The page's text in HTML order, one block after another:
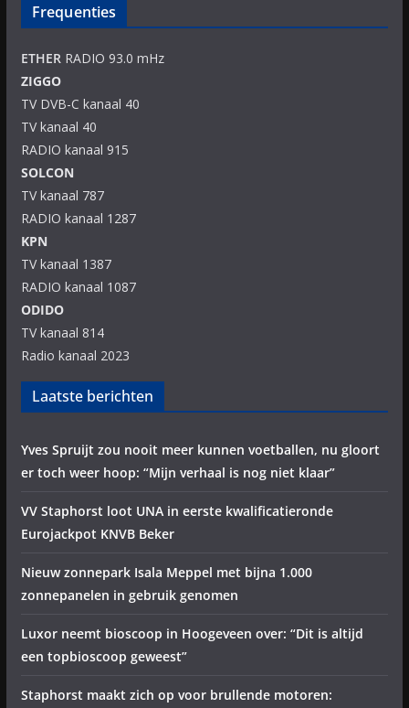
Frequenties
ETHERRADIO 93.0 mHz
ZIGGO
TV DVB-C kanaal 40
TV kanaal 40
RADIO kanaal 915
SOLCON
TV kanaal 787
RADIO kanaal 1287
KPN
TV kanaal 1387
RADIO kanaal 1087
ODIDO
TV kanaal 814
Radio kanaal 2023
Laatste berichten
Yves Spruijt zou nooit meer kunnen voetballen, nu gloort
er toch weer hoop: “Mijn verhaal is nog niet klaar”
VV Staphorst loot UNA in eerste kwalificatieronde
Eurojackpot KNVB Beker
Nieuw zonnepark Isala Meppel met bijna 1.000
zonnepanelen in gebruik genomen
Luxor neemt bioscoop in Hoogeveen over: “Dit is altijd
een topbioscoop geweest”
Staphorst maakt zich op voor brullende motoren: